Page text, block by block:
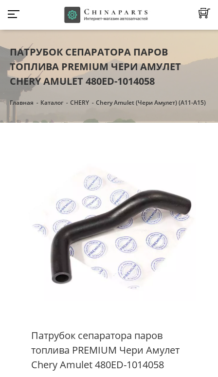
ПАТРУБОК СЕПАРАТОРА ПАРОВ
ТОПЛИВА PREMIUM ЧЕРИ АМУЛЕТ
CHERY AMULET 480ED-1014058
Главная Каталог CHERY Chery Amulet (Чери Амулет) (А11-А15)
Патрубок сепаратора паров
топлива PREMIUM Чери Амулет
Chery Amulet 480ED-1014058